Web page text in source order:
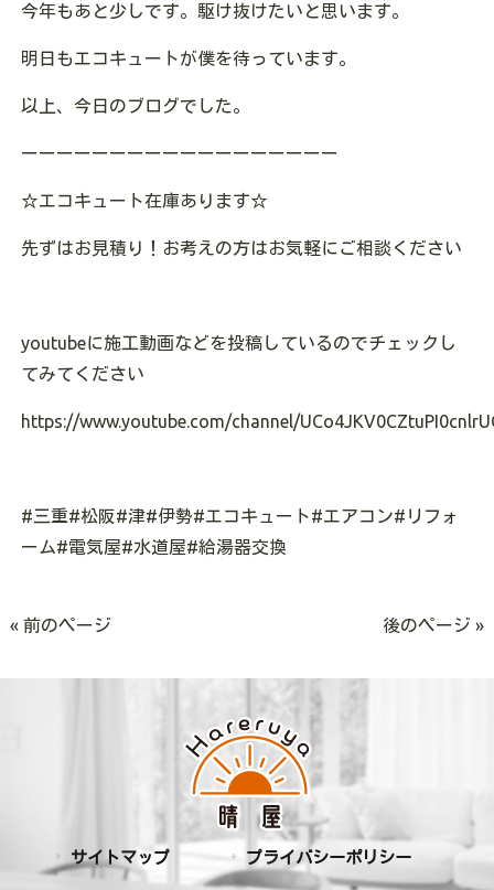
今年もあと少しです。駆け抜けたいと思います。
明日もエコキュートが僕を待っています。
以上、今日のブログでした。
ーーーーーーーーーーーーーーーーーー
☆エコキュート在庫あります☆
先ずはお見積り！お考えの方はお気軽にご相談ください
youtubeに施工動画などを投稿しているのでチェックし
てみてください
https://www.youtube.com/channel/
#三重#松阪#津#伊勢#エコキュート#エアコン# リフォ
ーム#電気屋#水道屋#給湯器交換
« 前のページ 後のページ »
サイトマップ プライバシーポリシー